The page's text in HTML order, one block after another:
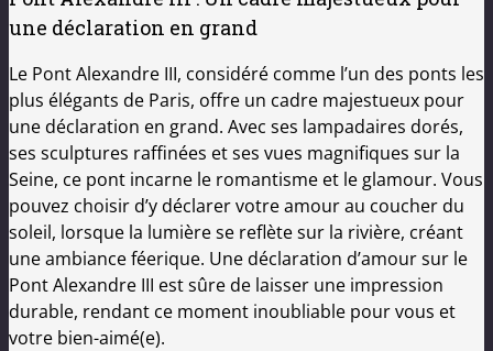
une déclaration en grand
Le Pont Alexandre III, considéré comme l’un des ponts les
plus élégants de Paris, offre un cadre majestueux pour
une déclaration en grand. Avec ses lampadaires dorés,
ses sculptures raffinées et ses vues magnifiques sur la
Seine, ce pont incarne le romantisme et le glamour. Vous
pouvez choisir d’y déclarer votre amour au coucher du
soleil, lorsque la lumière se reflète sur la rivière, créant
une ambiance féerique. Une déclaration d’amour sur le
Pont Alexandre III est sûre de laisser une impression
durable, rendant ce moment inoubliable pour vous et
votre bien-aimé(e).